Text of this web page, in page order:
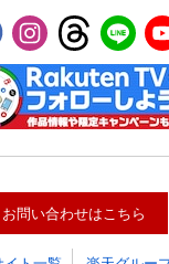
お問い合わせはこちら